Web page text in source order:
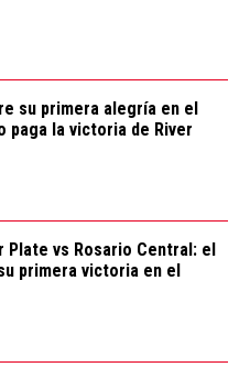
su primera alegría en el
paga la victoria de River
Plate vs Rosario Central: el
primera victoria en el